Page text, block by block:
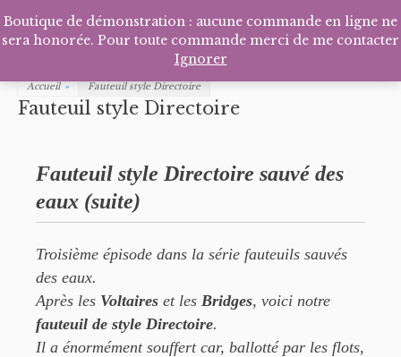
Facebook
Pinterest
Tél
Accueil » Fauteuil style Directoire
Fauteuil style Directoire
Fauteuil style Directoire sauvé des
eaux (suite)
Troisième épisode dans la série fauteuils sauvés
des eaux.
Après les Voltaires et les Bridges, voici notre
fauteuil de style Directoire.
Il a énormément souffert car, ballotté par les flots,
Boutique de démonstration : aucune commande en ligne ne
sera honorée. Pour toute commande merci de me contacter
Ignorer